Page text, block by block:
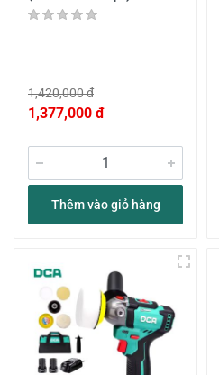
1,420,000 đ
1,377,000 đ
Thêm vào giỏ hàng